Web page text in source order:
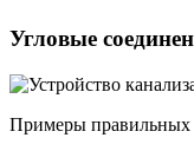
Угловые
Примеры правильных